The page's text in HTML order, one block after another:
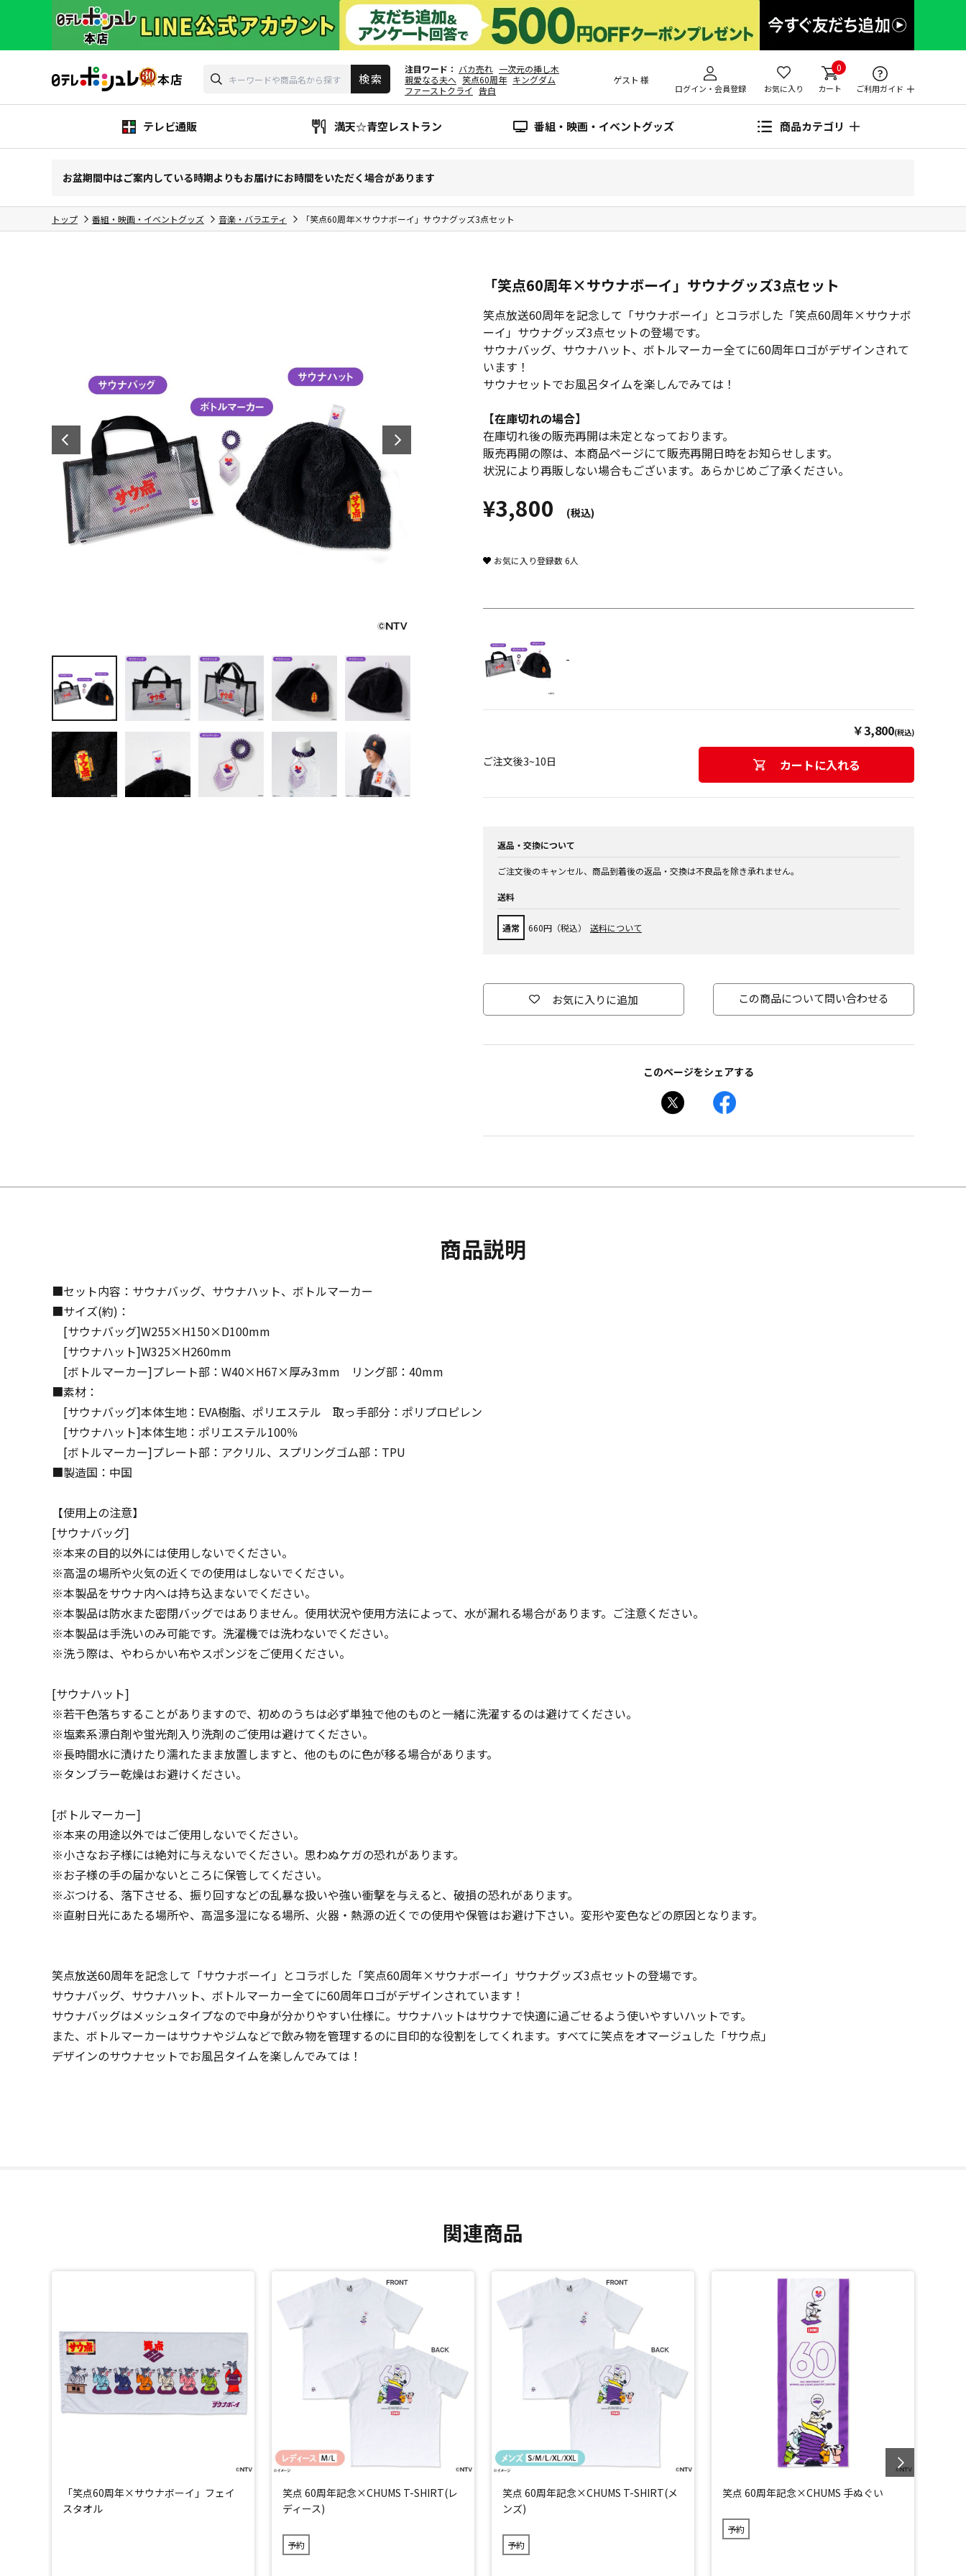
注目ワード バカ売れ 一次元の挿し木
親愛なる夫へ 笑点60周年 キングダム
ファーストクライ
告白
ゲスト 様
ログイン・会員登録 お気に入り
0
カート ご利用ガイド
テレビ通販 満天☆青空レストラン 番組・映画・イベントグッズ 商品カテゴリ
お盆期間中はご案内している時期よりもお届けにお時間をいただく場合があります
トップ 番組・映画・イベントグッズ 音楽・バラエティ 「笑点60周年×サウナボーイ」サウナグッズ3点セット
「笑点60周年×サウナボーイ」サウナグッズ3点セット
笑点放送60周年を記念して「サウナボーイ」とコラボした「笑点60周年×サウナボ
ーイ」サウナグッズ3点セットの登場です。
サウナバッグ、サウナハット、ボトルマーカー全てに60周年ロゴがデザインされて
います！
サウナセットでお風呂タイムを楽しんでみては！
【在庫切れの場合】
在庫切れ後の販売再開は未定となっております。
販売再開の際は、本商品ページにて販売再開日時をお知らせします。
状況により再販しない場合もございます。あらかじめご了承ください。
¥3,800 (税込)
お気に入り登録数6人
-
￥3,800(税込)
ご注文後3~10日 カートに入れる
返品・交換について
ご注文後のキャンセル、商品到着後の返品・交換は不良品を除き承れません。
送料
通常 660円（税込） 送料について
お気に入りに追加 この商品について問い合わせる
このページをシェアする
商品説明
■セット内容：サウナバッグ、サウナハット、ボトルマーカー
■サイズ(約)：
[サウナバッグ]W255×H150×D100mm
[サウナハット]W325×H260mm
[ボトルマーカー]プレート部：W40×H67×厚み3mm リング部：40mm
■素材：
[サウナバッグ]本体生地：EVA樹脂、ポリエステル 取っ手部分：ポリプロピレン
[サウナハット]本体生地：ポリエステル100％
[ボトルマーカー]プレート部：アクリル、スプリングゴム部：TPU
■製造国：中国
【使用上の注意】
[サウナバッグ]
※本来の目的以外には使用しないでください。
※高温の場所や火気の近くでの使用はしないでください。
※本製品をサウナ内へは持ち込まないでください。
※本製品は防水また密閉バッグではありません。使用状況や使用方法によって、水が漏れる場合があります。ご注意ください。
※本製品は手洗いのみ可能です。洗濯機では洗わないでください。
※洗う際は、やわらかい布やスポンジをご使用ください。
[サウナハット]
※若干色落ちすることがありますので、初めのうちは必ず単独で他のものと一緒に洗濯するのは避けてください。
※塩素系漂白剤や蛍光剤入り洗剤のご使用は避けてください。
※長時間水に漬けたり濡れたまま放置しますと、他のものに色が移る場合があります。
※タンブラー乾燥はお避けください。
[ボトルマーカー]
※本来の用途以外ではご使用しないでください。
※小さなお子様には絶対に与えないでください。思わぬケガの恐れがあります。
※お子様の手の届かないところに保管してください。
※ぶつける、落下させる、振り回すなどの乱暴な扱いや強い衝撃を与えると、破損の恐れがあります。
※直射日光にあたる場所や、高温多湿になる場所、火器・熱源の近くでの使用や保管はお避け下さい。変形や変色などの原因となります。
笑点放送60周年を記念して「サウナボーイ」とコラボした「笑点60周年×サウナボーイ」サウナグッズ3点セットの登場です。
サウナバッグ、サウナハット、ボトルマーカー全てに60周年ロゴがデザインされています！
サウナバッグはメッシュタイプなので中身が分かりやすい仕様に。サウナハットはサウナで快適に過ごせるよう使いやすいハットです。
また、ボトルマーカーはサウナやジムなどで飲み物を管理するのに目印的な役割をしてくれます。すべてに笑点をオマージュした「サウ点」
デザインのサウナセットでお風呂タイムを楽しんでみては！
関連商品
「笑点60周年×サウナボーイ」フェイ
スタオル
笑点 60周年記念×CHUMS T-SHIRT(レ
ディース)
予約
笑点 60周年記念×CHUMS T-SHIRT(メ
ンズ)
予約
笑点 60周年記念×CHUMS 手ぬぐい
予約